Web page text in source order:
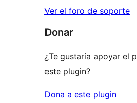
Ver el foro de soporte
Donar
¿Te gustaría apoyar el
este plugin?
Dona a este plugin